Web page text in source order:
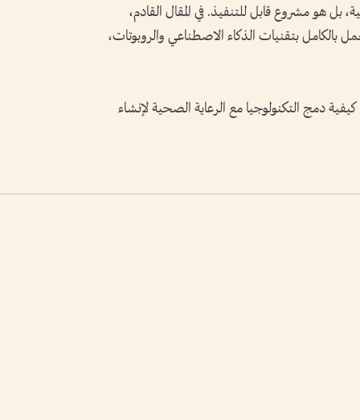
هو مشروع قابل للتنفيذ. في المقال القادم،
بتقنيات الذكاء الاصطناعي والروبوتات،
دمج التكنولوجيا مع الرعاية الصحية لإنشاء